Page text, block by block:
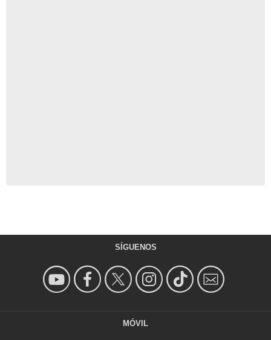
SÍGUENOS
MÓVIL